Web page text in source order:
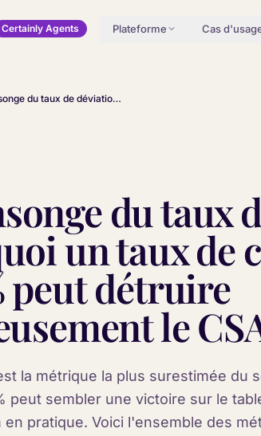
Certainly Agents Plateforme Cas
Le mensonge du taux de déviation : pourquoi un taux de confinement de 70 % peut détruire silencieusement le CSAT
du taux
un taux de
peut détruire
le
la métrique la plus surestimée du
peut sembler une victoire sur le
pratique. Voici l'ensemble des